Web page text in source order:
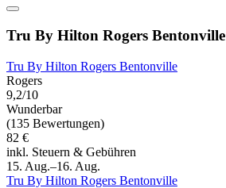
Tru By Hilton Rogers Bentonville
Tru By Hilton Rogers Bentonville
Rogers
9,2/10
Wunderbar
(135 Bewertungen)
82 €
inkl. Steuern & Gebühren
15. Aug.–16. Aug.
Tru By Hilton Rogers Bentonville